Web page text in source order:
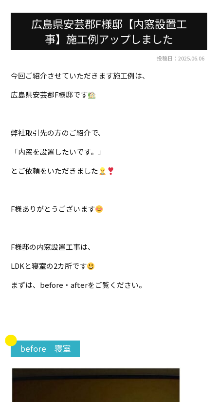
広島県安芸郡F様邸【内窓設置工
事】施工例アップしました
投稿日：2025.06.06
今回ご紹介させていただきます施工例は、
広島県安芸郡F様邸です
弊社取引先の方のご紹介で、
「内窓を設置したいです。」
とご依頼をいただきました
F様ありがとうございます
F様邸の内窓設置工事は、
LDKと寝室の2カ所です
まずは、before・afterをご覧ください。
before 寝室